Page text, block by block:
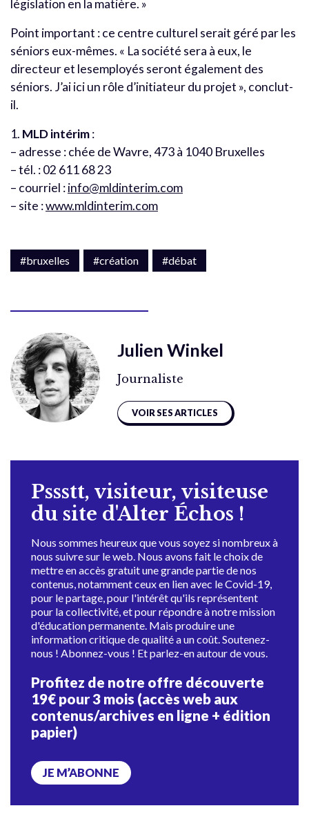
législation en la matière. »
Point important : ce centre culturel serait géré par les
séniors eux-mêmes. « La société sera à eux, le
directeur et lesemployés seront également des
séniors. J’ai ici un rôle d’initiateur du projet », conclut-
il.
1. MLD intérim:
– adresse : chée de Wavre, 473 à 1040 Bruxelles
– tél. : 02 611 68 23
– courriel :info@mldinterim.com
– site :www.mldinterim.com
#bruxelles #création #débat
Julien Winkel
Journaliste
VOIR SES ARTICLES
Pssstt, visiteur, visiteuse
du site d'Alter Échos !
Nous sommes heureux que vous soyez si nombreux à
nous suivre sur le web. Nous avons fait le choix de
mettre en accès gratuit une grande partie de nos
contenus, notamment ceux en lien avec le Covid-19,
pour le partage, pour l'intérêt qu'ils représentent
pour la collectivité, et pour répondre à notre mission
d'éducation permanente. Mais produire une
information critique de qualité a un coût. Soutenez-
nous ! Abonnez-vous ! Et parlez-en autour de vous.
Profitez de notre offre découverte
19€ pour 3 mois (accès web aux
contenus/archives en ligne + édition
papier)
JE M’ABONNE